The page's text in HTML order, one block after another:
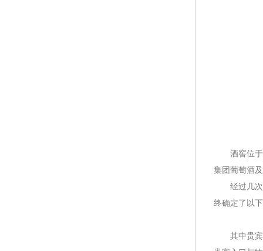
酒窖位于大
集团葡萄酒
经过几次前
终确定了以
其中贵宾接